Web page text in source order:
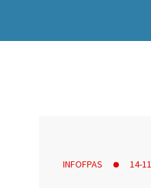
INFOFPAS 14-